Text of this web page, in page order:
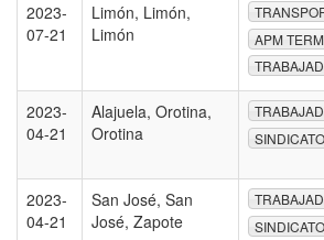
2023-
07-21
Limón, Limón,
Limón
APM
2023-
04-21
Alajuela, Orotina,
Orotina
2023-
04-21
San José, San
José, Zapote